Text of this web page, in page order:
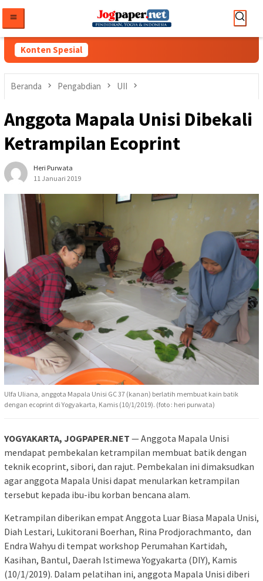
konten
Konten Spesial
Beranda Pengabdian UII
Anggota Mapala Unisi Dibekali
Ketrampilan Ecoprint
Heri Purwata
11 Januari 2019
Ulfa Uliana, anggota Mapala Unisi GC 37 (kanan) berlatih membuat kain batik
dengan ecoprint di Yogyakarta, Kamis (10/1/2019). (foto : heri purwata)
YOGYAKARTA, JOGPAPER.NET — Anggota Mapala Unisi
mendapat pembekalan ketrampilan membuat batik dengan
teknik ecoprint, sibori, dan rajut. Pembekalan ini dimaksudkan
agar anggota Mapala Unisi dapat menularkan ketrampilan
tersebut kepada ibu-ibu korban bencana alam.
Ketrampilan diberikan empat Anggota Luar Biasa Mapala Unisi,
Diah Lestari, Lukitorani Boerhan, Rina Prodjorachmanto, dan
Endra Wahyu di tempat workshop Perumahan Kartidah,
Kasihan, Bantul, Daerah Istimewa Yogyakarta (DIY), Kamis
(10/1/2019). Dalam pelatihan ini, anggota Mapala Unisi diberi